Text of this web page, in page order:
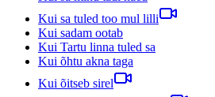
Kui sa tuled too mul lilli
Kui sadam ootab
Kui Tartu linna tuled sa
Kui õhtu akna taga
Kui õitseb sirel